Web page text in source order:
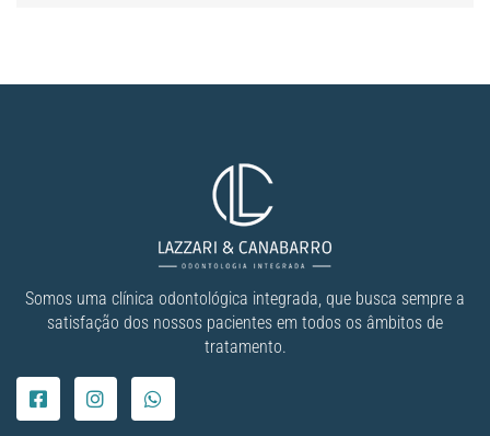
Somos uma clínica odontológica integrada, que busca sempre a
satisfação dos nossos pacientes em todos os âmbitos de
tratamento.